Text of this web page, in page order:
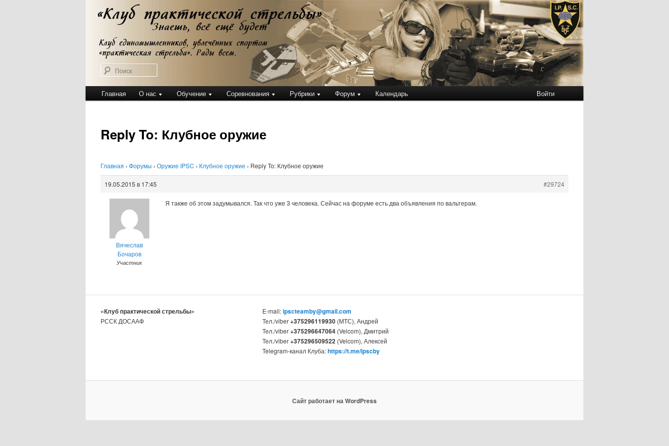
Клуб практической стрельбы
Клуб практической стрельбы
Главное
меню
Главная О нас Обучение Соревнования Рубрики Форум Календарь Войти
Reply To: Клубное оружие
Главная › Форумы › Оружие IPSC › Клубное оружие › Reply To: Клубное оружие
19.05.2015 в 17:45 #29724
Вячеслав
Бочаров
Участник
Я также об этом задумывался. Так что уже 3 человека. Сейчас на форуме есть два объявления по вальтерам.
«Клуб практической стрельбы»
РССК ДОСААФ
E-mail:ipscteamby@gmail.com
Тел./viber+375296119930(МТС), Андрей
Тел./viber+375296647064(Velcom), Дмитрий
Тел./viber+375296509522 (Velcom), Алексей
Telegram-канал Клуба:https://t.me/ipscby
Сайт работает на WordPress